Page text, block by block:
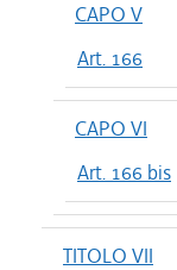
CAPO V
Art. 166
CAPO VI
Art. 166 bis
TITOLO VII